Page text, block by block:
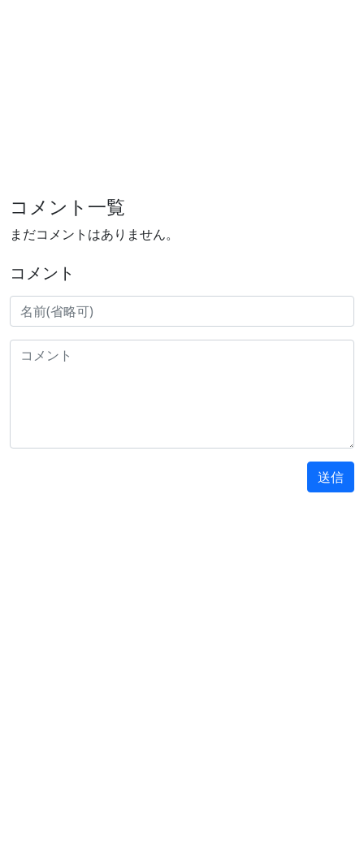
コメント一覧
まだコメントはありません。
コメント
送信